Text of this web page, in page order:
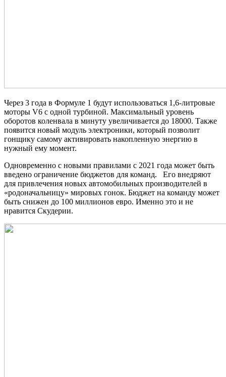
Через 3 года в Формуле 1 будут использоваться 1,6-литровые
моторы V6 с одной турбиной. Максимальный уровень
оборотов коленвала в минуту увеличивается до 18000. Также
появится новый модуль электроники, который позволит
гонщику самому активировать накопленную энергию в
нужный ему момент.
Одновременно с новыми правилами с 2021 года может быть
введено ограничение бюджетов для команд. Его внедряют
для привлечения новых автомобильных производителей в
«родоначальницу» мировых гонок. Бюджет на команду может
быть снижен до 100 миллионов евро. Именно это и не
нравится Скудерии.